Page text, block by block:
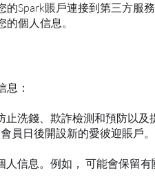
Spark賬戶連接到第三方服
個人信息。
：
洗錢、欺詐檢測和預防以
員日後開設新的愛彼迎賬戶。
信息。例如， 可能會保留有